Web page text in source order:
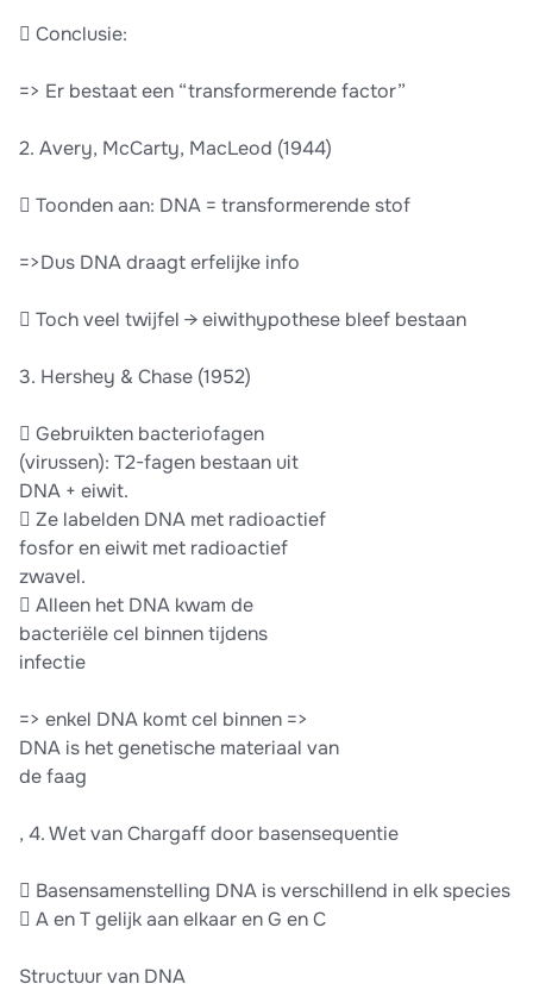
 Conclusie:
=> Er bestaat een “transformerende factor”
2. Avery, McCarty, MacLeod (1944)
 Toonden aan: DNA = transformerende stof
=>Dus DNA draagt erfelijke info
 Toch veel twijfel → eiwithypothese bleef bestaan
3. Hershey & Chase (1952)
 Gebruikten bacteriofagen
(virussen): T2-fagen bestaan uit
DNA + eiwit.
 Ze labelden DNA met radioactief
fosfor en eiwit met radioactief
zwavel.
 Alleen het DNA kwam de
bacteriële cel binnen tijdens
infectie
=> enkel DNA komt cel binnen =>
DNA is het genetische materiaal van
de faag
, 4. Wet van Chargaff door basensequentie
 Basensamenstelling DNA is verschillend in elk species
 A en T gelijk aan elkaar en G en C
Structuur van DNA